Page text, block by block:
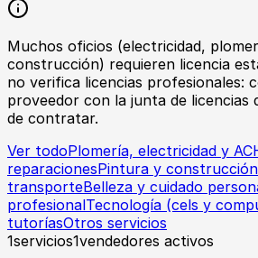
Muchos oficios (electricidad,
construcción) requieren licencia
no verifica licencias profesionales:
proveedor con la junta de licencias
de contratar.
Ver todoPlomería, electricidad y AC
reparacionesPintura y construcción
transporteBelleza y cuidado
profesionalTecnología (cels y
tutoríasOtros servicios
1servicios1vendedores activos